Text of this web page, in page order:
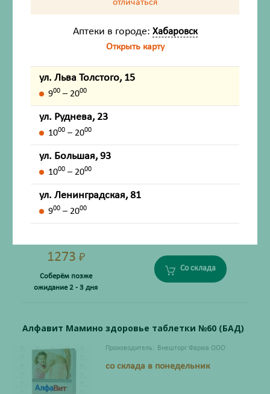
Соберём сегодня
Соберём позже
ожидание 2 - 3 дня
Со склада
Леди-с формула Пренатал Оптима капсулы
1075мг №30 (БАД)
Производитель:
1273 ₽
Соберём позже
ожидание 2 - 3 дня
Со склада
Алфавит Мамино здоровье таблетки №60 (БАД)
Производитель: Внешторг Фарма ООО
со склада в понедельник
отличаться
Аптеки в городе: Хабаровск
Открыть карту
ул. Льва Толстого, 15
900 – 2000
ул. Руднева, 23
1000 – 2000
ул. Большая, 93
1000 – 2000
ул. Ленинградская, 81
900 – 2000